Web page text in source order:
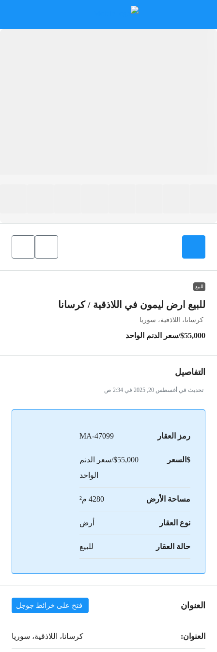
للبيع
للبيع ارض ليمون في اللاذقية / كرسانا
كرسانا، اللاذقية، سوريا
$55,000/سعر الدنم الواحد
التفاصيل
تحديث في أغسطس 20, 2025 في 2:34 ص
رمز العقار MA-47099
$السعر
$55,000/سعر الدنم
الواحد
مساحة الأرض 4280 م²
نوع العقار أرض
حالة العقار للبيع
العنوان فتح على خرائط جوجل
العنوان: كرسانا، اللاذقية، سوريا